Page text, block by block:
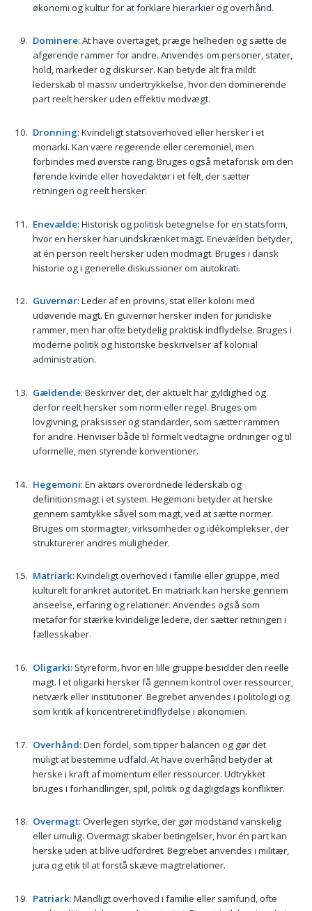
økonomi og kultur for at forklare hierarkier og overhånd.
Dominere: At have overtaget, præge helheden og sætte de
afgørende rammer for andre. Anvendes om personer, stater,
hold, markeder og diskurser. Kan betyde alt fra mildt
lederskab til massiv undertrykkelse, hvor den dominerende
part reelt hersker uden effektiv modvægt.
Dronning: Kvindeligt statsoverhoved eller hersker i et
monarki. Kan være regerende eller ceremoniel, men
forbindes med øverste rang. Bruges også metaforisk om den
førende kvinde eller hovedaktør i et felt, der sætter
retningen og reelt hersker.
Enevælde: Historisk og politisk betegnelse for en statsform,
hvor en hersker har uindskrænket magt. Enevælden betyder,
at én person reelt hersker uden modmagt. Bruges i dansk
historie og i generelle diskussioner om autokrati.
Guvernør: Leder af en provins, stat eller koloni med
udøvende magt. En guvernør hersker inden for juridiske
rammer, men har ofte betydelig praktisk indflydelse. Bruges i
moderne politik og historiske beskrivelser af kolonial
administration.
Gældende: Beskriver det, der aktuelt har gyldighed og
derfor reelt hersker som norm eller regel. Bruges om
lovgivning, praksisser og standarder, som sætter rammen
for andre. Henviser både til formelt vedtagne ordninger og til
uformelle, men styrende konventioner.
Hegemoni: En aktørs overordnede lederskab og
definitionsmagt i et system. Hegemoni betyder at herske
gennem samtykke såvel som magt, ved at sætte normer.
Bruges om stormagter, virksomheder og idékomplekser, der
strukturerer andres muligheder.
Matriark: Kvindeligt overhoved i familie eller gruppe, med
kulturelt forankret autoritet. En matriark kan herske gennem
anseelse, erfaring og relationer. Anvendes også som
metafor for stærke kvindelige ledere, der sætter retningen i
fællesskaber.
Oligarki: Styreform, hvor en lille gruppe besidder den reelle
magt. I et oligarki hersker få gennem kontrol over ressourcer,
netværk eller institutioner. Begrebet anvendes i politologi og
som kritik af koncentreret indflydelse i økonomien.
Overhånd: Den fordel, som tipper balancen og gør det
muligt at bestemme udfald. At have overhånd betyder at
herske i kraft af momentum eller ressourcer. Udtrykket
bruges i forhandlinger, spil, politik og dagligdags konflikter.
Overmagt: Overlegen styrke, der gør modstand vanskelig
eller umulig. Overmagt skaber betingelser, hvor én part kan
herske uden at blive udfordret. Begrebet anvendes i militær,
jura og etik til at forstå skæve magtrelationer.
Patriark: Mandligt overhoved i familie eller samfund, ofte